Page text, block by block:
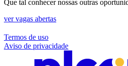
Que tal conhecer nossas outras
ver vagas abertas
Termos de uso
Aviso de privacidade